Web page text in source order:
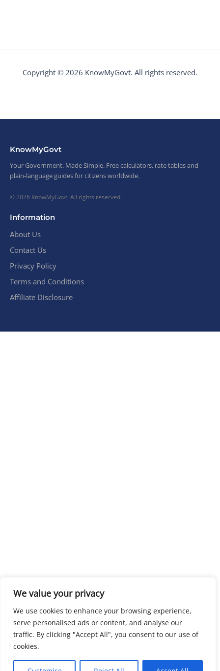
We value your privacy
We use cookies to enhance your browsing experience,
serve personalised ads or content, and analyse our
traffic. By clicking "Accept All", you consent to our use of
cookies.
Copyright © 2026 KnowMyGovt. All rights reserved.
KnowMyGovt
Your Government. Made Simple. Free calculators, rate tables and
plain-language guides for citizens worldwide.
© 2026 KnowMyGovt. All rights reserved.
Information
About Us
Contact Us
Privacy Policy
Terms and Conditions
Affiliate Disclosure